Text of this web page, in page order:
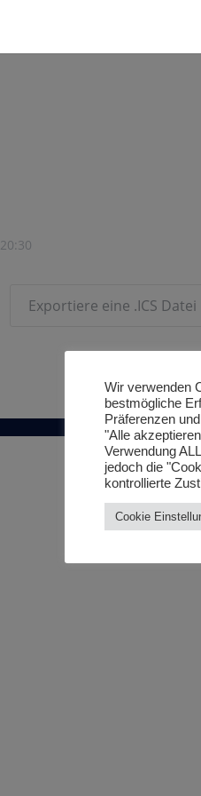
20:30
Exportiere eine .ICS Datei
Wir verwenden
bestmögliche
Präferenzen
"Alle
Verwendung
jedoch die
kontrollierte
Cookie